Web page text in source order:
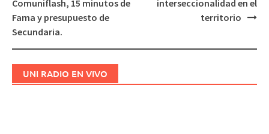
entradas
Comuniflash, 15 minutos de
Fama y presupuesto de
Secundaria.
interseccionalidad en el
territorio
UNI RADIO EN VIVO